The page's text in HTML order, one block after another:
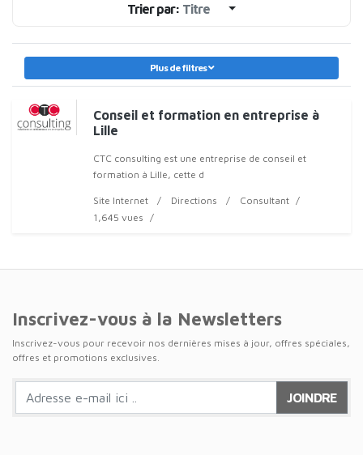
Trier par: Titre
Plus de filtres
Conseil et formation en entreprise à
Lille
CTC consulting est une entreprise de conseil et
formation à Lille, cette d
Site Internet Directions
Consultant
1,645 vues
Inscrivez-vous à la Newsletters
Inscrivez-vous pour recevoir nos dernières mises à jour, offres spéciales,
offres et promotions exclusives.
JOINDRE